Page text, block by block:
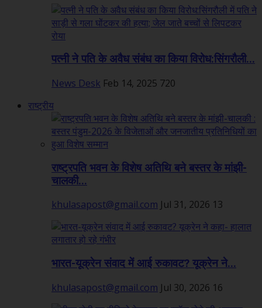
पत्नी ने पति के अवैध संबंध का किया विरोध:सिंगरौली...
News Desk Feb 14, 2025 720
राष्ट्रीय
राष्ट्रपति भवन के विशेष अतिथि बने बस्तर के मांझी-
चालकी...
khulasapost@gmail.com Jul 31, 2026 13
भारत-यूक्रेन संवाद में आई रुकावट? यूक्रेन ने...
khulasapost@gmail.com Jul 30, 2026 16